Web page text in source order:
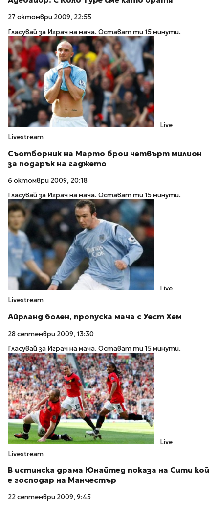
27 октомври 2009, 22:55
Гласувай за Играч на мача. Остават ти 15 минути.
Live
Livestream
Съотборник на Марто брои четвърт милион
за подарък на гаджето
6 октомври 2009, 20:18
Гласувай за Играч на мача. Остават ти 15 минути.
Live
Livestream
Айрланд болен, пропуска мача с Уест Хем
28 септември 2009, 13:30
Гласувай за Играч на мача. Остават ти 15 минути.
Live
Livestream
В истинска драма Юнайтед показа на Сити кой
е господар на Манчестър
22 септември 2009, 9:45